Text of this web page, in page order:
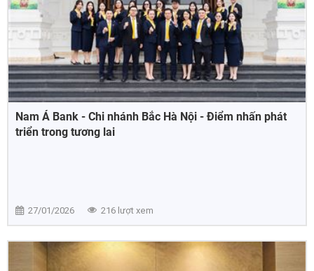
Nam Á Bank - Chi nhánh Bắc Hà Nội - Điểm nhấn phát
triển trong tương lai
27/01/2026 216 lượt xem